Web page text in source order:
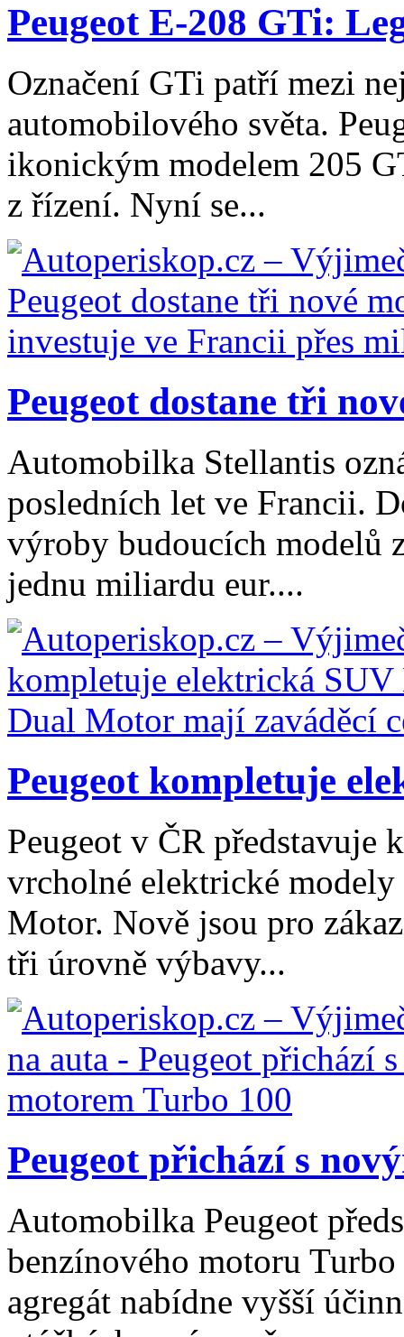
Peugeot E-208 GTi:
Označení GTi patří mezi
automobilového světa.
ikonickým modelem 205
z řízení. Nyní se...
Peugeot dostane tři
Automobilka Stellantis
posledních let ve Francii.
výroby budoucích modelů
jednu miliardu eur....
Peugeot kompletuje
Peugeot v ČR představuje
vrcholné elektrické
Motor. Nově jsou pro
tři úrovně výbavy...
Peugeot přichází s
Automobilka Peugeot
benzínového motoru
agregát nabídne vyšší